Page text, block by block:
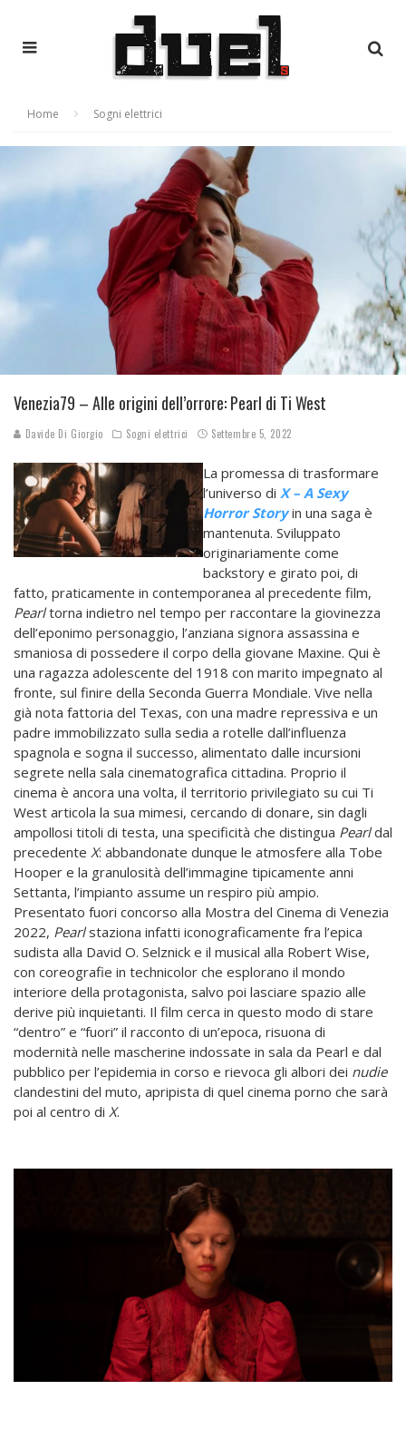
Home Sogni elettrici
Venezia79 – Alle origini dell’orrore: Pearl di Ti West
Davide Di Giorgio Sogni elettrici Settembre 5, 2022
La promessa di trasformare
l’universo di X – A Sexy
Horror Storyin una saga è
mantenuta. Sviluppato
originariamente come
backstory e girato poi, di
fatto, praticamente in contemporanea al precedente film,
Pearltorna indietro nel tempo per raccontare la giovinezza
dell’eponimo personaggio, l’anziana signora assassina e
smaniosa di possedere il corpo della giovane Maxine. Qui è
una ragazza adolescente del 1918 con marito impegnato al
fronte, sul finire della Seconda Guerra Mondiale. Vive nella
già nota fattoria del Texas, con una madre repressiva e un
padre immobilizzato sulla sedia a rotelle dall’influenza
spagnola e sogna il successo, alimentato dalle incursioni
segrete nella sala cinematografica cittadina. Proprio il
cinema è ancora una volta, il territorio privilegiato su cui Ti
West articola la sua mimesi, cercando di donare, sin dagli
ampollosi titoli di testa, una specificità che distingua Pearldal
precedente X: abbandonate dunque le atmosfere alla Tobe
Hooper e la granulosità dell’immagine tipicamente anni
Settanta, l’impianto assume un respiro più ampio.
Presentato fuori concorso alla Mostra del Cinema di Venezia
2022, Pearlstaziona infatti iconograficamente fra l’epica
sudista alla David O. Selznick e il musical alla Robert Wise,
con coreografie in technicolor che esplorano il mondo
interiore della protagonista, salvo poi lasciare spazio alle
derive più inquietanti. Il film cerca in questo modo di stare
“dentro” e “fuori” il racconto di un’epoca, risuona di
modernità nelle mascherine indossate in sala da Pearl e dal
pubblico per l’epidemia in corso e rievoca gli albori dei nudie
clandestini del muto, apripista di quel cinema porno che sarà
poi al centro di X.